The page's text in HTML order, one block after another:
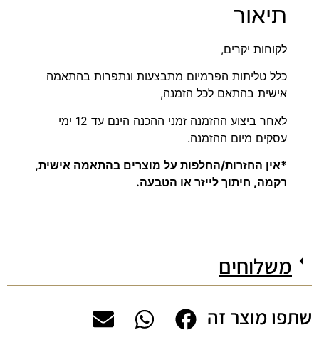
תיאור
לקוחות יקרים,
כלל טליתות הפרמיום מתבצעות ונתפרות בהתאמה
אישית בהתאם לכל הזמנה,
לאחר ביצוע ההזמנה זמני ההכנה הינם עד 12 ימי
עסקים מיום ההזמנה.
*אין החזרות/החלפות על מוצרים בהתאמה אישית,
רקמה, חיתוך לייזר או הטבעה.
משלוחים
שתפו מוצר זה